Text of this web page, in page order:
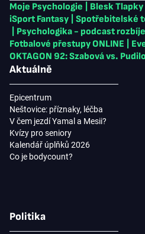
Moje Psychologie Blesk Tlapky
iSport Fantasy
Spotřebitelské
Psychologika - podcast
Fotbalové přestupy ONLINE
OKTAGON 92: Szabová vs.
Aktuálně
Epicentrum
Neštovice: příznaky, léčba
V čem jezdí Yamal a Mesii?
Kvízy pro seniory
Kalendář úplňků 2026
Co je bodycount?
Politika